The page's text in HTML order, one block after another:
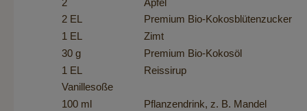
2 EL
Premium Bio-Kokosblütenzucker
1 EL
Zimt
30 g
Premium Bio-Kokosöl
1 EL
Reissirup
Vanillesoße
100 ml
Pflanzendrink, z. B. Mandel